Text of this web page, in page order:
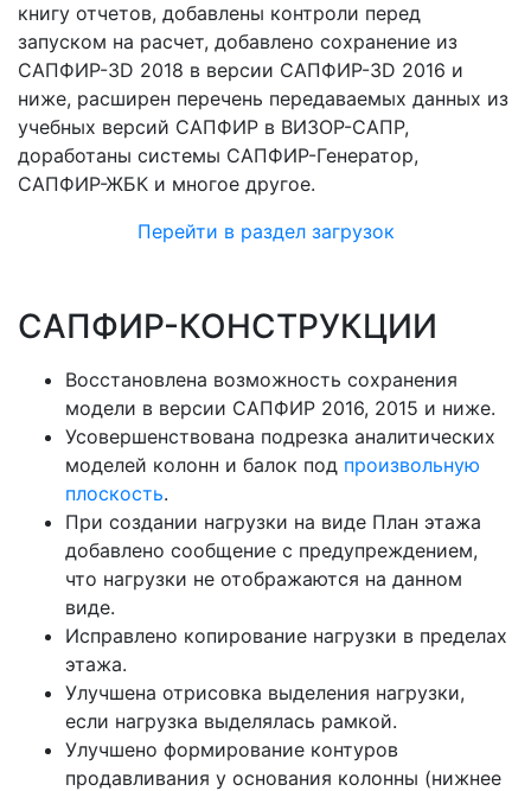
книгу отчетов, добавлены контроли перед
запуском на расчет, добавлено сохранение из
САПФИР-3D 2018 в версии САПФИР-3D 2016 и
ниже, расширен перечень передаваемых данных из
учебных версий САПФИР в ВИЗОР-САПР,
доработаны системы САПФИР-Генератор,
САПФИР-ЖБК и многое другое.
Перейти в раздел загрузок
САПФИР-КОНСТРУКЦИИ
Восстановлена возможность сохранения
модели в версии САПФИР 2016, 2015 и ниже.
Усовершенствована подрезка аналитических
моделей колонн и балок под произвольную
плоскость.
При создании нагрузки на виде План этажа
добавлено сообщение с предупреждением,
что нагрузки не отображаются на данном
виде.
Исправлено копирование нагрузки в пределах
этажа.
Улучшена отрисовка выделения нагрузки,
если нагрузка выделялась рамкой.
Улучшено формирование контуров
продавливания у основания колонны (нижнее